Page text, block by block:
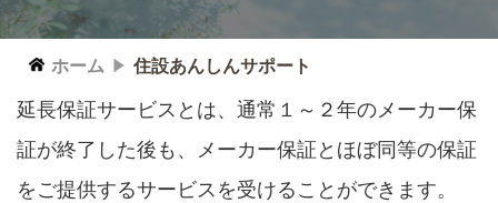
ホーム 住設あんしんサポート
延長保証サービスとは、通常１～２年のメーカー保
証が終了した後も、メーカー保証とほぼ同等の保証
をご提供するサービスを受けることができます。